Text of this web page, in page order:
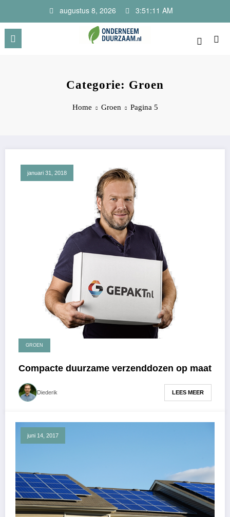
de
inhoud
augustus 8, 2026 3:51:12 AM
Categorie: Groen
Home Groen Pagina 5
januari 31, 2018
GROEN
Compacte duurzame verzenddozen op maat
Diederik LEES MEER
juni 14, 2017